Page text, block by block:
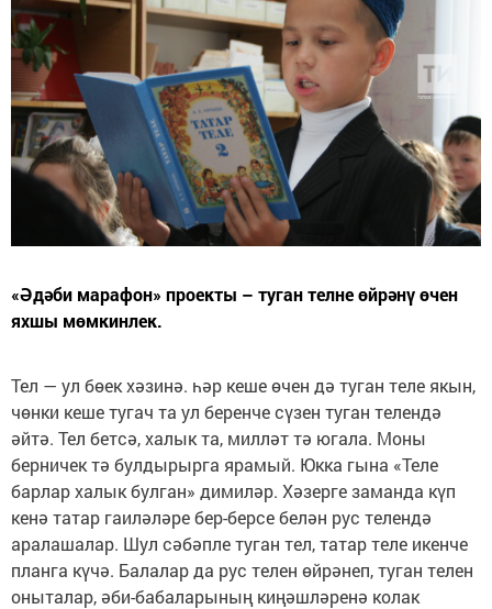
«Әдәби марафон» проекты – туган телне өйрәнү өчен
яхшы мөмкинлек.
Тел — ул бөек хәзинә. һәр кеше өчен дә туган теле якын,
чөнки кеше тугач та ул беренче сүзен туган телендә
әйтә. Тел бетсә, халык та, милләт тә югала. Моны
берничек тә булдырырга ярамый. Юкка гына «Теле
барлар халык булган» димиләр. Хәзерге заманда күп
кенә татар гаиләләре бер-берсе белән рус телендә
аралашалар. Шул сәбәпле туган тел, татар теле икенче
планга күчә. Балалар да рус телен өйрәнеп, туган телен
оныталар, әби-бабаларының киңәшләренә колак